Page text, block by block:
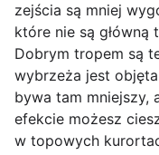
zejścia są mniej
które nie są
Dobrym tropem są
wybrzeża jest
bywa tam mniejszy,
efekcie możesz
w topowych